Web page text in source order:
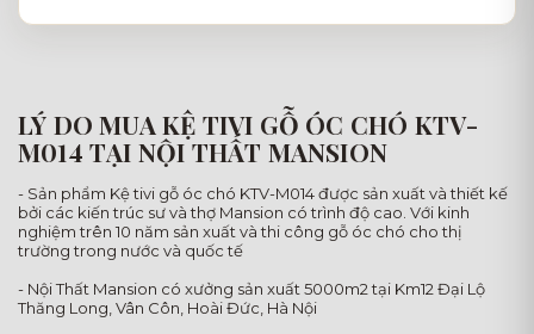
LÝ DO MUA KỆ TIVI GỖ ÓC CHÓ KTV-
M014 TẠI NỘI THẤT MANSION
- Sản phẩm Kệ tivi gỗ óc chó KTV-M014 được sản xuất và thiết kế
bởi các kiến trúc sư và thợ Mansion có trình độ cao. Với kinh
nghiệm trên 10 năm sản xuất và thi công gỗ óc chó cho thị
trường trong nước và quốc tế
- Nội Thất Mansion có xưởng sản xuất 5000m2 tại Km12 Đại Lộ
Thăng Long, Vân Côn, Hoài Đức, Hà Nội